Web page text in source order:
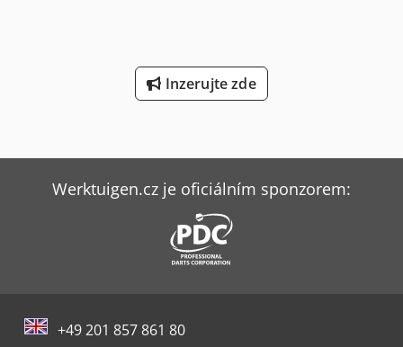
Inzerujte zde
Werktuigen.cz je oficiálním sponzorem:
+49 201 857 861 80